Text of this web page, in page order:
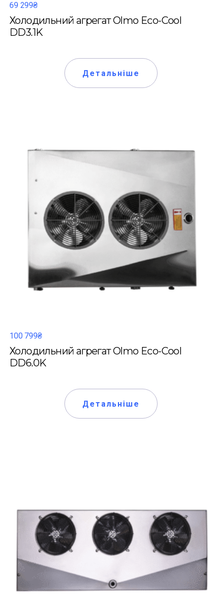
69 299₴
Холодильний агрегат Olmo Eco-Cool
DD3.1K
Детальніше
100 799₴
Холодильний агрегат Olmo Eco-Cool
DD6.0K
Детальніше